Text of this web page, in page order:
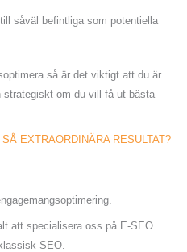
såväl befintliga som potentiella
så är det viktigt att du är
strategiskt om du vill få ut bästa
EXTRAORDINÄRA RESULTAT?
att specialisera oss på E-SEO
SEO.